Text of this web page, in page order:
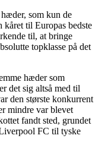
som kun de
kåret til Europas bedste
til, at bringe
topklasse på det
hæder som
det sig altså med til
den største konkurrent
mindre var blevet
fandt sted, grundet
FC til tyske